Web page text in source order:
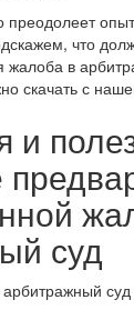
преодолеет
что
жалоба в
скачать с
суд